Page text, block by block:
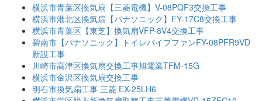
横浜市青葉区換気扇【三菱電機】V-08PQF3交換工事
横浜市港北区換気扇【パナソニック】FY-17C8交換工事
横浜市青葉区【東芝】換気扇VFP-8V4交換工事
碧南市【パナソニック】トイレパイプファンFY-08PFR9VD
新設工事
川崎市高津区換気扇交換工事旭電業TFM-15G
横浜市金沢区換気扇交換工事
明石市換気扇工事 三菱 EX-25LH6